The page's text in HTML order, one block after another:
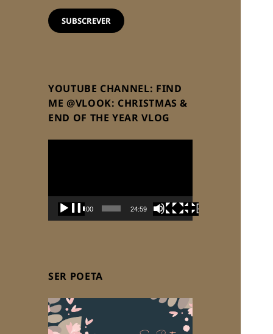
email
SUBSCREVER
YOUTUBE CHANNEL: FIND
ME @VLOOK: CHRISTMAS &
END OF THE YEAR VLOG
00:00 24:59
SER POETA